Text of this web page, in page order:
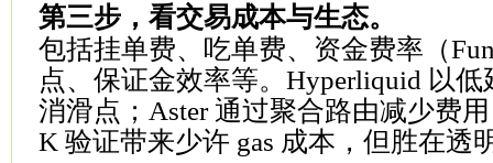
第三步，看交易成本与生态。
包括挂单费、吃单费、资金费率（
点、保证金效率等。Hyperliquid 以
消滑点；Aster 通过聚合路由减少费
K 验证带来少许 gas 成本，但胜在透